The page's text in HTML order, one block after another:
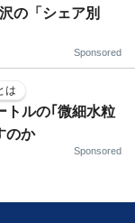
の「シェア別
Sponsored
は
トルの｢微細水粒
のか
Sponsored